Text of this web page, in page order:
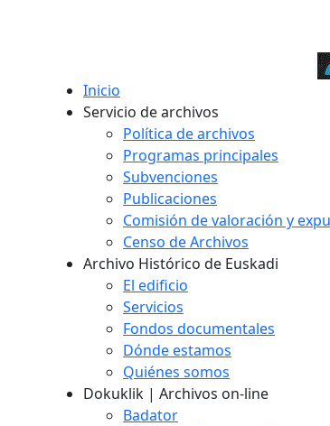
Inicio
Servicio de archivos
Política de archivos
Programas principales
Subvenciones
Publicaciones
Comisión de valoración y
Censo de Archivos
Archivo Histórico de Euskadi
El edificio
Servicios
Fondos documentales
Dónde estamos
Quiénes somos
Dokuklik | Archivos on-line
Badator